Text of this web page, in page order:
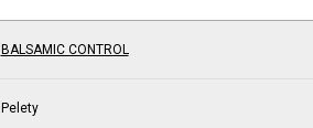
BALSAMIC CONTROL
Pelety